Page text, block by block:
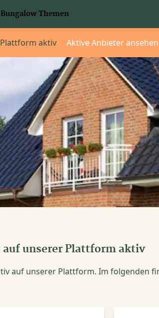
Bungalow Themen
aktiv Aktive Anbieter ansehen
unserer Plattform aktiv
auf unserer Plattform. Im folgenden